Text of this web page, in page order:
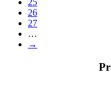
25
26
27
…
→